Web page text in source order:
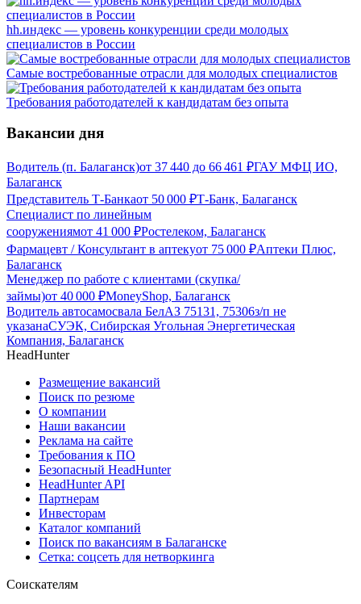
hh.индекс — уровень конкуренции среди молодых
специалистов в России
Самые востребованные отрасли для молодых специалистов
Требования работодателей к кандидатам без опыта
Вакансии дня
Водитель (п. Балаганск)от 37 440 до 66 461 ₽ГАУ МФЦ ИО,
Балаганск
Представитель Т-Банкаот 50 000 ₽Т-Банк, Балаганск
Специалист по линейным
сооружениямот 41 000 ₽Ростелеком, Балаганск
Фармацевт / Консультант в аптекуот 75 000 ₽Аптеки Плюс,
Балаганск
Менеджер по работе с клиентами (скупка/
займы)от 40 000 ₽MoneyShop, Балаганск
Водитель автосамосвала БелАЗ 75131, 75306з/п не
указанаСУЭК, Сибирская Угольная Энергетическая
Компания, Балаганск
HeadHunter
Размещение вакансий
Поиск по резюме
О компании
Наши вакансии
Реклама на сайте
Требования к ПО
Безопасный HeadHunter
HeadHunter API
Партнерам
Инвесторам
Каталог компаний
Поиск по вакансиям в Балаганске
Сетка: соцсеть для нетворкинга
Соискателям